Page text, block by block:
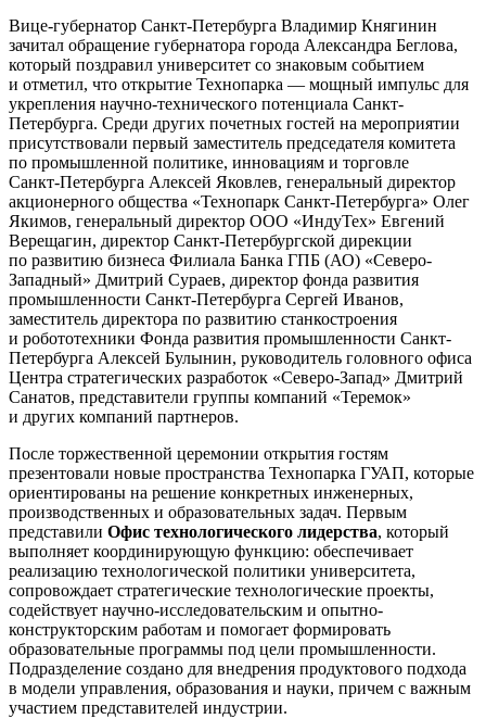
Вице-губернатор Санкт-Петербурга Владимир Княгинин
зачитал обращение губернатора города Александра Беглова,
который поздравил университет со знаковым событием
и отметил, что открытие Технопарка — мощный импульс для
укрепления научно-технического потенциала Санкт-
Петербурга. Среди других почетных гостей на мероприятии
присутствовали первый заместитель председателя комитета
по промышленной политике, инновациям и торговле
Санкт‑Петербурга Алексей Яковлев, генеральный директор
акционерного общества «Технопарк Санкт-Петербурга» Олег
Якимов, генеральный директор ООО «ИндуТех» Евгений
Верещагин, директор Санкт-Петербургской дирекции
по развитию бизнеса Филиала Банка ГПБ (АО) «Северо-
Западный» Дмитрий Сураев, директор фонда развития
промышленности Санкт-Петербурга Сергей Иванов,
заместитель директора по развитию станкостроения
и робототехники Фонда развития промышленности Санкт-
Петербурга Алексей Булынин, руководитель головного офиса
Центра стратегических разработок «Северо-Запад» Дмитрий
Санатов, представители группы компаний «Теремок»
и других компаний партнеров.
После торжественной церемонии открытия гостям
презентовали новые пространства Технопарка ГУАП, которые
ориентированы на решение конкретных инженерных,
производственных и образовательных задач. Первым
представили Офис технологического лидерства, который
выполняет координирующую функцию: обеспечивает
реализацию технологической политики университета,
сопровождает стратегические технологические проекты,
содействует научно-исследовательским и опытно-
конструкторским работам и помогает формировать
образовательные программы под цели промышленности.
Подразделение создано для внедрения продуктового подхода
в модели управления, образования и науки, причем с важным
участием представителей индустрии.